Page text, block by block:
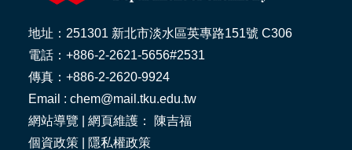
地址：251301 新北市淡水區英專路151號 C306
電話：+886-2-2621-5656#2531
傳真：+886-2-2620-9924
Email : chem@mail.tku.edu.tw
網站導覽 | 網頁維護： 陳吉福
個資政策
隱私權政策